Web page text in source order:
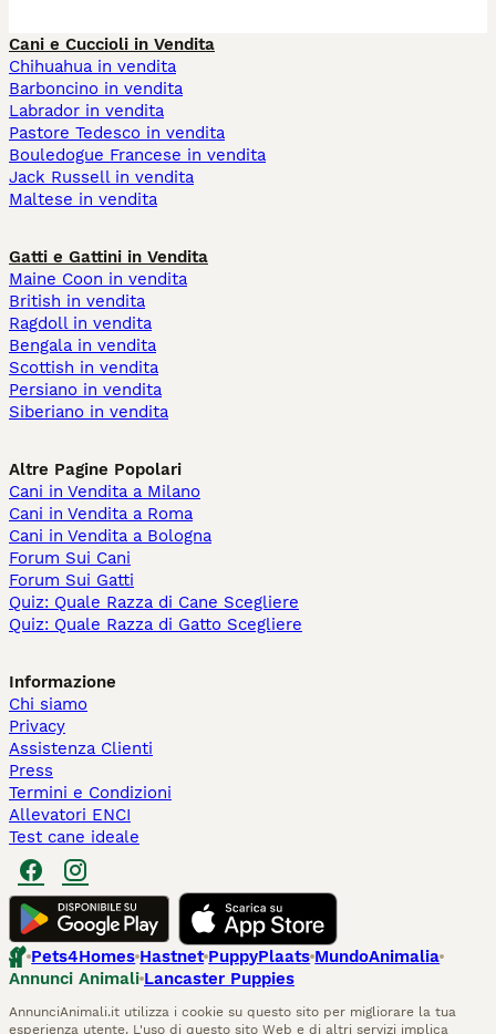
Cani e Cuccioli in Vendita
Chihuahua in vendita
Barboncino in vendita
Labrador in vendita
Pastore Tedesco in vendita
Bouledogue Francese in vendita
Jack Russell in vendita
Maltese in vendita
Gatti e Gattini in Vendita
Maine Coon in vendita
British in vendita
Ragdoll in vendita
Bengala in vendita
Scottish in vendita
Persiano in vendita
Siberiano in vendita
Altre Pagine Popolari
Cani in Vendita a Milano
Cani in Vendita a Roma
Cani in Vendita a Bologna
Forum Sui Cani
Forum Sui Gatti
Quiz: Quale Razza di Cane Scegliere
Quiz: Quale Razza di Gatto Scegliere
Informazione
Chi siamo
Privacy
Assistenza Clienti
Press
Termini e Condizioni
Allevatori ENCI
Test cane ideale
Pets4Homes Hastnet PuppyPlaats MundoAnimalia
Annunci Animali Lancaster Puppies
AnnunciAnimali.it utilizza i cookie su questo sito per migliorare la tua
esperienza utente. L'uso di questo sito Web e di altri servizi implica